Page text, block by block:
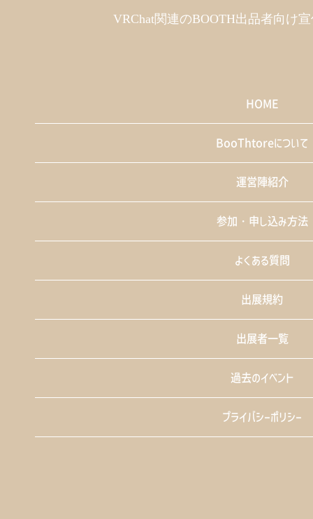
VRChat関連のBOOTH出品者向け
HOME
BooThtoreについて
運営陣紹介
参加・申し込み方法
よくある質問
出展規約
出展者一覧
過去のイベント
プライバシーポリシー